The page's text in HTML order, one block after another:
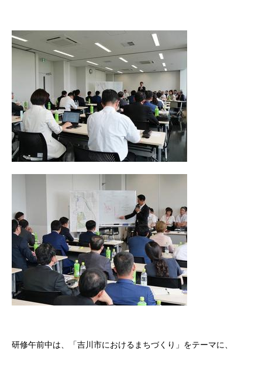
研修午前中は、「吉川市におけるまちづくり」をテーマに、